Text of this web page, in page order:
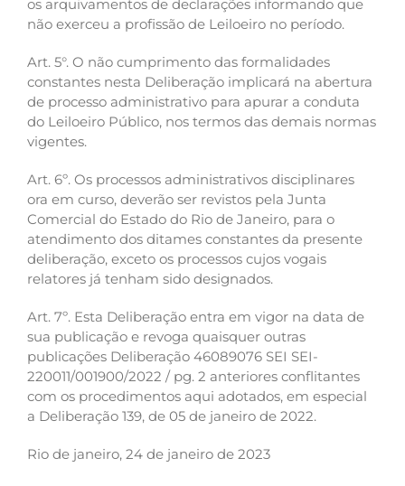
os arquivamentos de declarações informando que
não exerceu a profissão de Leiloeiro no período.
Art. 5°. O não cumprimento das formalidades
constantes nesta Deliberação implicará na abertura
de processo administrativo para apurar a conduta
do Leiloeiro Público, nos termos das demais normas
vigentes.
Art. 6º. Os processos administrativos disciplinares
ora em curso, deverão ser revistos pela Junta
Comercial do Estado do Rio de Janeiro, para o
atendimento dos ditames constantes da presente
deliberação, exceto os processos cujos vogais
relatores já tenham sido designados.
Art. 7º. Esta Deliberação entra em vigor na data de
sua publicação e revoga quaisquer outras
publicações Deliberação 46089076 SEI SEI-
220011/001900/2022 / pg. 2 anteriores conflitantes
com os procedimentos aqui adotados, em especial
a Deliberação 139, de 05 de janeiro de 2022.
Rio de janeiro, 24 de janeiro de 2023